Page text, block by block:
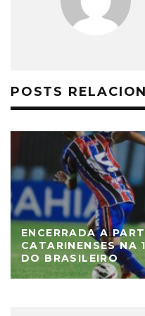
POSTS
ENCERRADA A
CATARINENSES NA
DO BRASILEIRO